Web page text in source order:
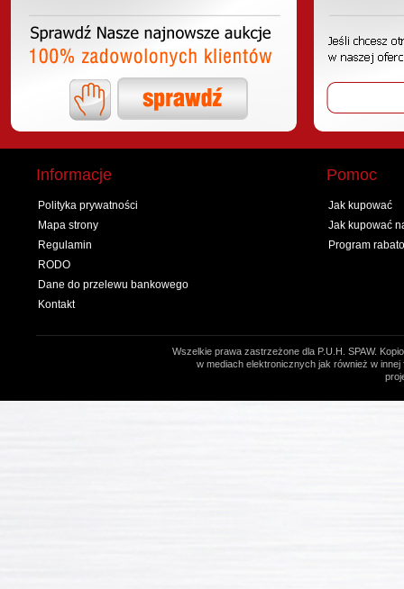
Informacje
Polityka prywatności
Mapa strony
Regulamin
RODO
Dane do przelewu bankowego
Kontakt
Pomoc
Jak kupować
Jak kupować
Program
Wszelkie prawa zastrzeżone dla P.U.H. SPAW.
w mediach elektronicznych jak również w